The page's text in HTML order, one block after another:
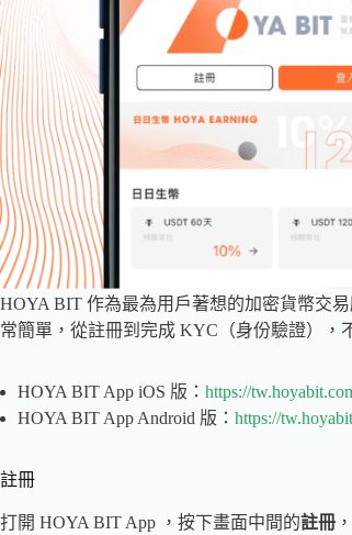
HOYA BIT 作為最為用戶著想的加密貨幣交
常簡單，從註冊到完成 KYC（身份驗證），
HOYA BIT App iOS 版： https://
HOYA BIT App Android 版： https://
註冊
打開 HOYA BIT App ，按下畫面中間的註冊